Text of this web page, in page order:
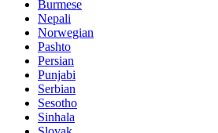
Burmese
Nepali
Norwegian
Pashto
Persian
Punjabi
Serbian
Sesotho
Sinhala